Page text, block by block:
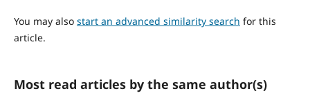
You may also start an advanced similarity search for this
article.
Most read articles by the same author(s)